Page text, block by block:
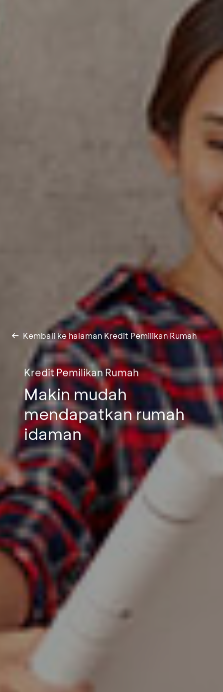
Kembali ke halaman Kredit Pemilikan Rumah
Kredit Pemilikan Rumah
Makin mudah
mendapatkan rumah
idaman